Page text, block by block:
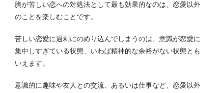
胸が苦しい恋への対処法として最も効果的なのは、恋愛以外
のことを楽しむことです。
苦しい恋愛に過剰にのめり込んでしまうのは、意識が恋愛に
集中しすぎている状態、いわば精神的な余裕がない状態とも
いえます。
意識的に趣味や友人との交流、あるいは仕事など、恋愛以外